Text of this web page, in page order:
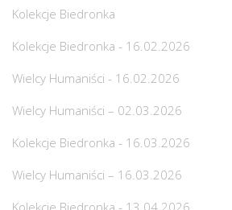
Kolekcje Biedronka
Kolekcje Biedronka - 16.02.2026
Wielcy Humaniści - 16.02.2026
Wielcy Humaniści – 02.03.2026
Kolekcje Biedronka - 16.03.2026
Wielcy Humaniści – 16.03.2026